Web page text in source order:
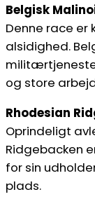
Belgisk
Denne race er
alsidighed.
og store
Rhodesian
Oprindeligt
Ridgebacken
for sin
plads.